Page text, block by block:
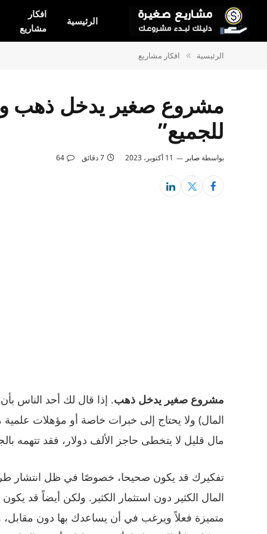
الرئيسية
افكار
مشاريع
الرئيسية » افكار مشاريع
مشروع صغير يدخل ذهب
للجميع”
بواسطة صابر 11 أكتوبر، 2023 7 دقائق 64
مشروع صغير يدخل ذهب. إذا قال لك أحد الناس
المال) ولا يحتاج إلى خبرات خاصة أو مؤهلات
مال قليل لا يتخطى حاجز الألف دولار، فقد تتهمه
تفكيرك قد يكون صحيحا، خصوصًا في ظل انتشار
المال الكثير دون استثمار الكثير. ولكن أيضاً قد
متميزة فعلاً ويرغب في أن يساعدك بها دون مقابل،